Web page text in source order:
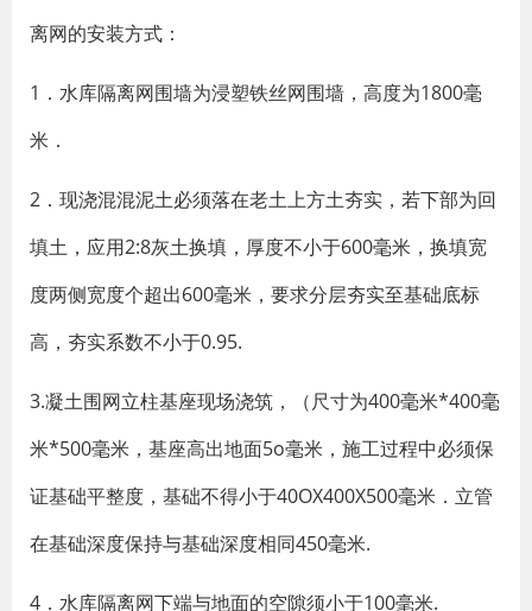
离网的安装方式：
1．水库隔离网围墙为浸塑铁丝网围墙，高度为1800毫
米．
2．现浇混混泥土必须落在老土上方土夯实，若下部为回
填土，应用2:8灰土换填，厚度不小于600毫米，换填宽
度两侧宽度个超出600毫米，要求分层夯实至基础底标
高，夯实系数不小于0.95.
3.凝土围网立柱基座现场浇筑，（尺寸为400毫米*400毫
米*500毫米，基座高出地面5o毫米，施工过程中必须保
证基础平整度，基础不得小于40OX400X500毫米．立管
在基础深度保持与基础深度相同450毫米.
4．水库隔离网下端与地面的空隙须小于100毫米.